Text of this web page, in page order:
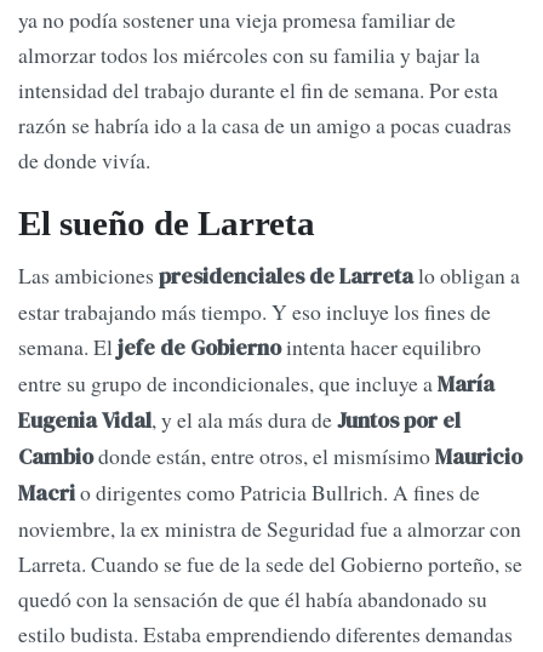
ya no podía sostener una vieja promesa familiar de
almorzar todos los miércoles con su familia y bajar la
intensidad del trabajo durante el fin de semana. Por esta
razón se habría ido a la casa de un amigo a pocas cuadras
de donde vivía.
El sueño de Larreta
Las ambiciones presidenciales de Larretalo obligan a
estar trabajando más tiempo. Y eso incluye los fines de
semana. Eljefe de Gobiernointenta hacer equilibro
entre su grupo de incondicionales, que incluye aMaría
Eugenia Vidal, y el ala más dura deJuntos por el
Cambiodonde están, entre otros, el mismísimoMauricio
Macrio dirigentes como Patricia Bullrich. A fines de
noviembre, la ex ministra de Seguridad fue a almorzar con
Larreta. Cuando se fue de la sede del Gobierno porteño, se
quedó con la sensación de que él había abandonado su
estilo budista. Estaba emprendiendo diferentes demandas